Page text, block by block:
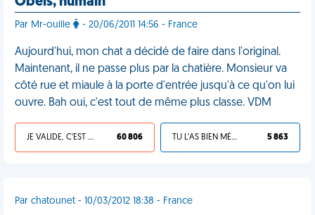
Par Mr-ouille - 20/06/2011 14:56 - France
Aujourd'hui, mon chat a décidé de faire dans l'original.
Maintenant, il ne passe plus par la chatière. Monsieur va
côté rue et miaule à la porte d'entrée jusqu'à ce qu'on lui
ouvre. Bah oui, c'est tout de même plus classe. VDM
JE VALIDE, C'EST UNE VDM 60 806 TU L'AS BIEN MÉRITÉ 5 863
Par chatounet - 10/03/2012 18:38 - France